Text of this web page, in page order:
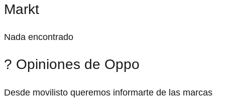
Markt
Nada encontrado
? Opiniones de Oppo
Desde movilisto queremos informarte de las marcas